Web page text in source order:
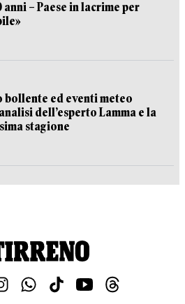
anni – Paese in lacrime per
ed eventi meteo
dell’esperto Lamma e la
stagione